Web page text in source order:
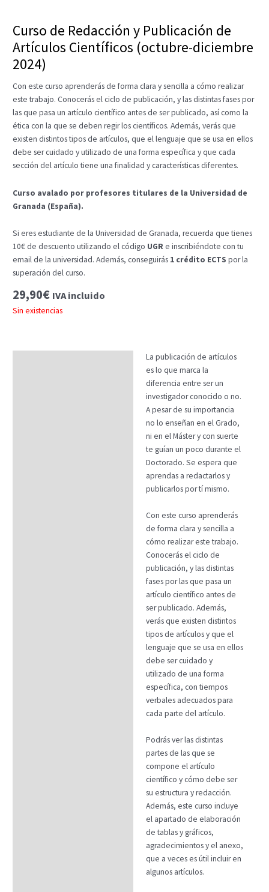
Curso de Redacción y Publicación de
Artículos Científicos (octubre-diciembre
2024)
Con este curso aprenderás de forma clara y sencilla a cómo realizar
este trabajo. Conocerás el ciclo de publicación, y las distintas fases por
las que pasa un artículo científico antes de ser publicado, así como la
ética con la que se deben regir los científicos. Además, verás que
existen distintos tipos de artículos, que el lenguaje que se usa en ellos
debe ser cuidado y utilizado de una forma específica y que cada
sección del artículo tiene una finalidad y características diferentes.
Curso avalado por profesores titulares de la Universidad de
Granada (España).
Si eres estudiante de la Universidad de Granada, recuerda que tienes
10€ de descuento utilizando el código UGRe inscribiéndote con tu
email de la universidad. Además, conseguirás 1 crédito ECTS por la
superación del curso.
29,90€ IVA incluido
Sin existencias
La publicación de artículos
es lo que marca la
diferencia entre ser un
investigador conocido o no.
A pesar de su importancia
no lo enseñan en el Grado,
ni en el Máster y con suerte
te guían un poco durante el
Doctorado. Se espera que
aprendas a redactarlos y
publicarlos por tí mismo.
Con este curso aprenderás
de forma clara y sencilla a
cómo realizar este trabajo.
Conocerás el ciclo de
publicación, y las distintas
fases por las que pasa un
artículo científico antes de
ser publicado. Además,
verás que existen distintos
tipos de artículos y que el
lenguaje que se usa en ellos
debe ser cuidado y
utilizado de una forma
específica, con tiempos
verbales adecuados para
cada parte del artículo.
Podrás ver las distintas
partes de las que se
compone el artículo
científico y cómo debe ser
su estructura y redacción.
Además, este curso incluye
el apartado de elaboración
de tablas y gráficos,
agradecimientos y el anexo,
que a veces es útil incluir en
algunos artículos.